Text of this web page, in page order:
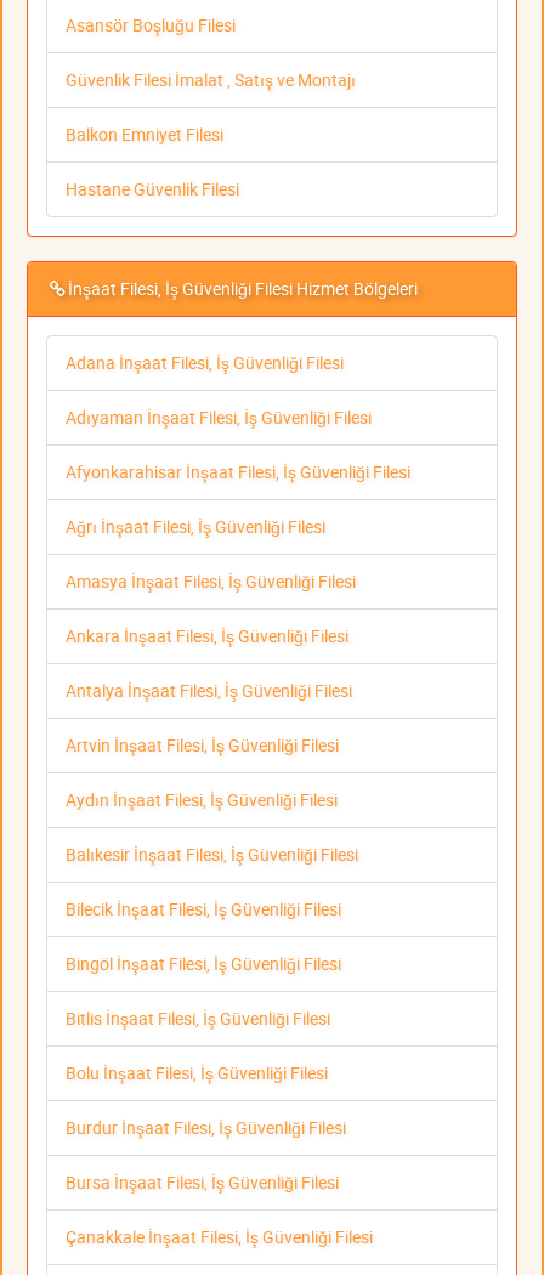
Asansör Boşluğu Filesi
Güvenlik Filesi İmalat , Satış ve Montajı
Balkon Emniyet Filesi
Hastane Güvenlik Filesi
İnşaat Filesi, İş Güvenliği Filesi Hizmet Bölgeleri
Adana İnşaat Filesi, İş Güvenliği Filesi
Adıyaman İnşaat Filesi, İş Güvenliği Filesi
Afyonkarahisar İnşaat Filesi, İş Güvenliği Filesi
Ağrı İnşaat Filesi, İş Güvenliği Filesi
Amasya İnşaat Filesi, İş Güvenliği Filesi
Ankara İnşaat Filesi, İş Güvenliği Filesi
Antalya İnşaat Filesi, İş Güvenliği Filesi
Artvin İnşaat Filesi, İş Güvenliği Filesi
Aydın İnşaat Filesi, İş Güvenliği Filesi
Balıkesir İnşaat Filesi, İş Güvenliği Filesi
Bilecik İnşaat Filesi, İş Güvenliği Filesi
Bingöl İnşaat Filesi, İş Güvenliği Filesi
Bitlis İnşaat Filesi, İş Güvenliği Filesi
Bolu İnşaat Filesi, İş Güvenliği Filesi
Burdur İnşaat Filesi, İş Güvenliği Filesi
Bursa İnşaat Filesi, İş Güvenliği Filesi
Çanakkale İnşaat Filesi, İş Güvenliği Filesi